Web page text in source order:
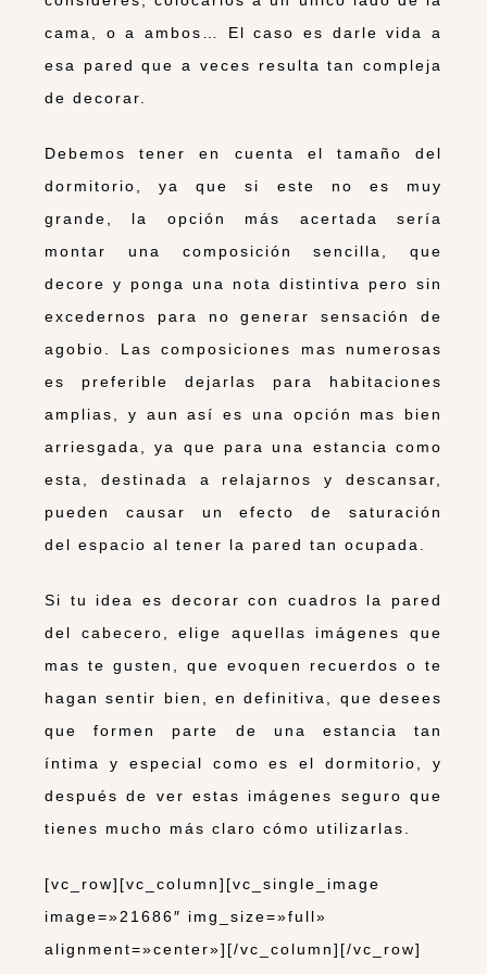
cama, o a ambos… El caso es darle vida a
esa pared que a veces resulta tan compleja
de decorar.
Debemos tener en cuenta el tamaño del
dormitorio, ya que si este no es muy
grande, la opción más acertada sería
montar una composición sencilla, que
decore y ponga una nota distintiva pero sin
excedernos para no generar sensación de
agobio. Las composiciones mas numerosas
es preferible dejarlas para habitaciones
amplias, y aun así es una opción mas bien
arriesgada, ya que para una estancia como
esta, destinada a relajarnos y descansar,
pueden causar un efecto de saturación
del espacio al tener la pared tan ocupada.
Si tu idea es decorar con cuadros la pared
del cabecero, elige aquellas imágenes que
mas te gusten, que evoquen recuerdos o te
hagan sentir bien, en definitiva, que desees
que formen parte de una estancia tan
íntima y especial como es el dormitorio, y
después de ver estas imágenes seguro que
tienes mucho más claro cómo utilizarlas.
[vc_row][vc_column][vc_single_image
image=»21686″ img_size=»full»
alignment=»center»][/vc_column][/vc_row]